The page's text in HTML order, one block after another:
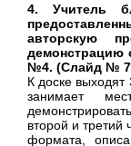
4. Учитель
авторскую
демонстрацию
№4. (Слайд №
К доске
занимает
второй и третий
формата,